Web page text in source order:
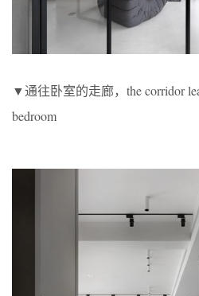
▼通往卧室的走廊，the corridor
bedroom